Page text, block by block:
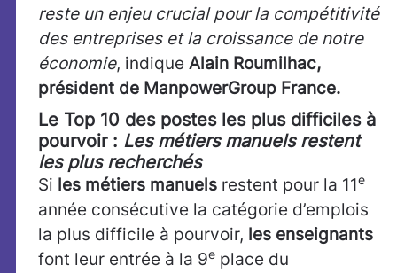
reste un enjeu crucial pour la compétitivité
des entreprises et la croissance de notre
économie, indique Alain Roumilhac,
président de ManpowerGroup France.
Le Top 10 des postes les plus difficiles à
pourvoir : Les métiers manuels restent
les plus recherchés
Si les métiers manuels restent pour la 11e
année consécutive la catégorie d’emplois
la plus difficile à pourvoir, les enseignants
font leur entrée à la 9e place du